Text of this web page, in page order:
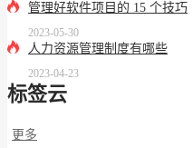
管理好软件项目的 15 个技巧
2023-05-30
人力资源管理制度有哪些
2023-04-23
标签云
更多